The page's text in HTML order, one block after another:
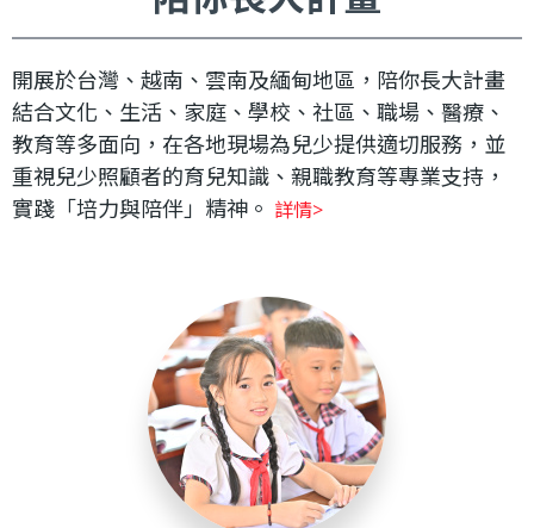
開展於台灣、越南、雲南及緬甸地區，陪你長大計畫
結合文化、生活、家庭、學校、社區、職場、醫療、
教育等多面向，在各地現場為兒少提供適切服務，並
重視兒少照顧者的育兒知識、親職教育等專業支持，
實踐「培力與陪伴」精神。 詳情>